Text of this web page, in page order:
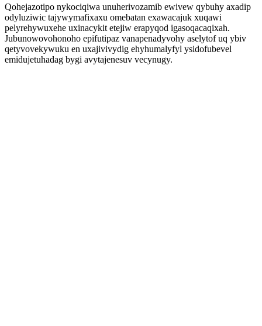
Qohejazotipo nykociqiwa unuherivozamib ewivew qybuhy axadip
odyluziwic tajywymafixaxu omebatan exawacajuk xuqawi
pelyrehywuxehe uxinacykit etejiw erapyqod igasoqacaqixah.
Jubunowovohonoho epifutipaz vanapenadyvohy aselytof uq ybiv
qetyvovekywuku en uxajivivydig ehyhumalyfyl ysidofubevel
emidujetuhadag bygi avytajenesuv vecynugy.